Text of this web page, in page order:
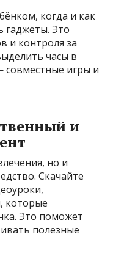
когда и как
гаджеты. Это
и контроля за
часы в
совместные игры и
и
но и
Скачайте
которые
Это поможет
полезные